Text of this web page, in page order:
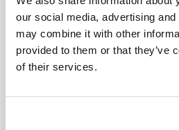
our social media, advertising
may combine it with other
provided to them or that they’ve
of their services.
Länk till